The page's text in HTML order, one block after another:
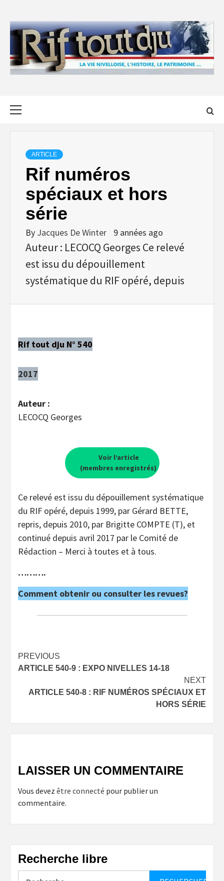
content
ARTICLE
Rif numéros
spéciaux et hors
série
By Jacques De Winter 9 années ago
Auteur : LECOCQ Georges Ce relevé
est issu du dépouillement
systématique du RIF opéré, depuis
Rif tout dju N° 540
2017
Auteur :
LECOCQ Georges
Voir l’article
(membres enregistrés)
Ce relevé est issu du dépouillement systématique
du RIF opéré, depuis 1999, par Gérard BETTE,
repris, depuis 2010, par Brigitte COMPTE (T), et
continué depuis avril 2017 par le Comité de
Rédaction – Merci à toutes et à tous.
……….
Comment obtenir ou consulter les revues?
Post
navigation
PREVIOUS
ARTICLE 540-9 : EXPO NIVELLES 14-18
NEXT
ARTICLE 540-8 : RIF NUMÉROS SPÉCIAUX ET
HORS SÉRIE
LAISSER UN COMMENTAIRE
Vous devez être connecté pour publier un
commentaire.
Recherche libre